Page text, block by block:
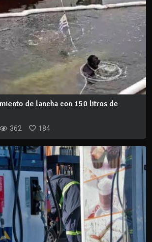
de lancha con 150 litros de
362 184